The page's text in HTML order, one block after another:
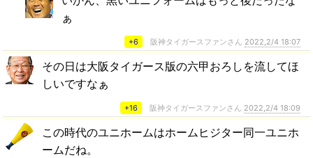
ぁ
+6 阪神タイガースファンさん 2022,2/4 18:07
その日は大阪タイガース版の六甲おろしを流してほ
しいですなぁ
+16 阪神タイガースファンさん 2022,2/4 18:09
この時代のユニホームはホームヒジター同一ユニホ
ームだね。